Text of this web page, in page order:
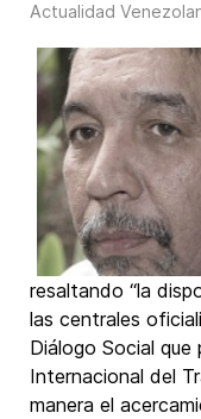
Actualidad
resaltando “la
las centrales
Diálogo Social que
Internacional del
manera el